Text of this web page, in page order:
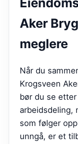
Aker
meglere
Når du
Krogsveen
bør du se
arbeidsdeling,
som følger
unngå, er et